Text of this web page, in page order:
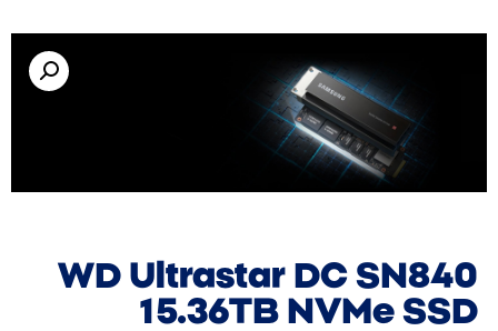
WD Ultrastar DC SN840
15.36TB NVMe SSD